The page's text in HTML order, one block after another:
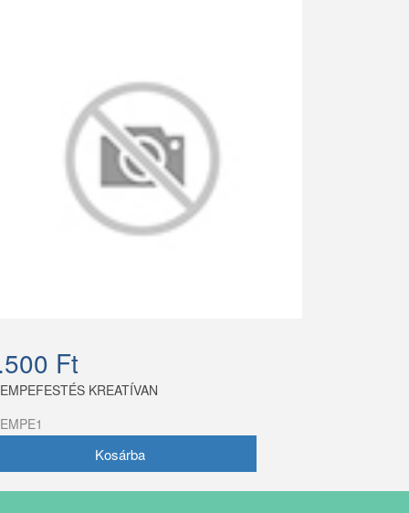
Ft
KREATÍVAN